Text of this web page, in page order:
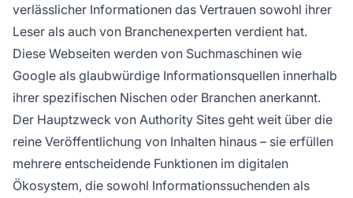
verlässlicher Informationen das Vertrauen sowohl ihrer
Leser als auch von Branchenexperten verdient hat.
Diese Webseiten werden von Suchmaschinen wie
Google als glaubwürdige Informationsquellen innerhalb
ihrer spezifischen Nischen oder Branchen anerkannt.
Der Hauptzweck von Authority Sites geht weit über die
reine Veröffentlichung von Inhalten hinaus – sie erfüllen
mehrere entscheidende Funktionen im digitalen
Ökosystem, die sowohl Informationssuchenden als